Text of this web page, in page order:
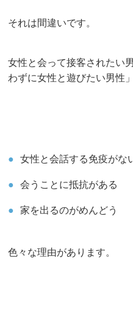
それは間違いです。
女性と会って接客されたい
わずに女性と遊びたい男性
女性と会話する免疫がな
会うことに抵抗がある
家を出るのがめんどう
色々な理由があります。